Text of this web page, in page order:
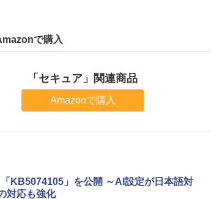
で購入
「セキュア」関連商品
Amazonで購入
KB5074105」を公開 ～AI設定が日本語対
対応も強化